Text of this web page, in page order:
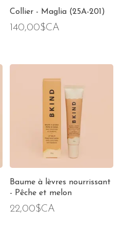
Collier - Maglia (25A-201)
140,00$CA
Baume à lèvres nourrissant
- Pêche et melon
22,00$CA